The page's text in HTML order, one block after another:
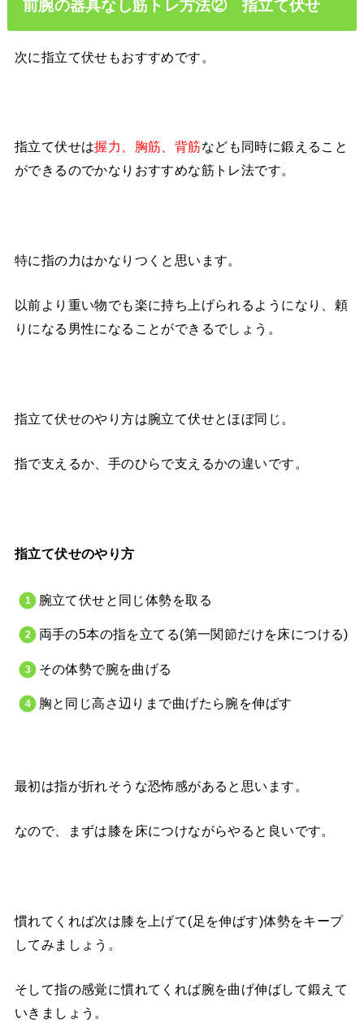
前腕の器具なし筋トレ方法② 指立て伏せ
次に指立て伏せもおすすめです。
指立て伏せは握力、胸筋、背筋なども同時に鍛えること
ができるのでかなりおすすめな筋トレ法です。
特に指の力はかなりつくと思います。
以前より重い物でも楽に持ち上げられるようになり、頼
りになる男性になることができるでしょう。
指立て伏せのやり方は腕立て伏せとほぼ同じ。
指で支えるか、手のひらで支えるかの違いです。
指立て伏せのやり方
腕立て伏せと同じ体勢を取る
両手の5本の指を立てる(第一関節だけを床につける)
その体勢で腕を曲げる
胸と同じ高さ辺りまで曲げたら腕を伸ばす
最初は指が折れそうな恐怖感があると思います。
なので、まずは膝を床につけながらやると良いです。
慣れてくれば次は膝を上げて(足を伸ばす)体勢をキープ
してみましょう。
そして指の感覚に慣れてくれば腕を曲げ伸ばして鍛えて
いきましょう。